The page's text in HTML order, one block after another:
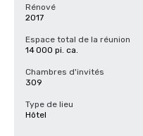
Rénové
2017
Espace total de la réunion
14 000 pi. ca.
Chambres d'invités
309
Type de lieu
Hôtel